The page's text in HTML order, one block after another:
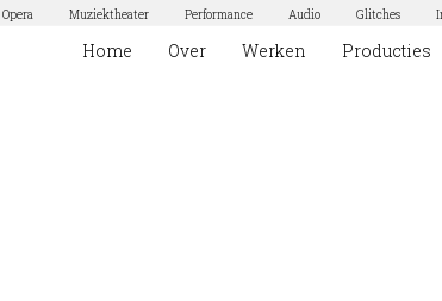
Opera Muziektheater Performance Audio Glitches
Home Over Werken Producties